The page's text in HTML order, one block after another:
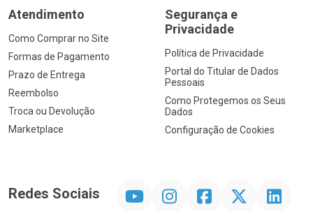
Atendimento
Como Comprar no Site
Formas de Pagamento
Prazo de Entrega
Reembolso
Troca ou Devolução
Marketplace
Segurança e
Privacidade
Política de Privacidade
Portal do Titular de Dados
Pessoais
Como Protegemos os Seus
Dados
Configuração de Cookies
Redes Sociais InstagramFacebookTwitter Linkedin